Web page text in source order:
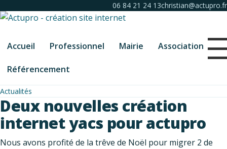
06 84 21 24 13christian@actupro.fr
Accueil Professionnel Mairie Association
Référencement
Actualités
Deux nouvelles création
internet yacs pour actupro
Nous avons profité de la trêve de Noël pour migrer 2 de